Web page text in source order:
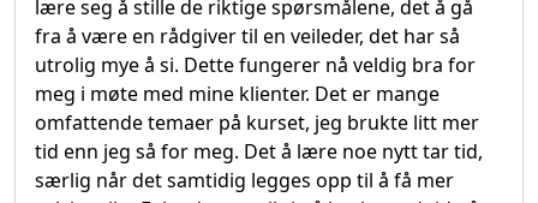
lære seg å stille de riktige spørsmålene, det å gå
fra å være en rådgiver til en veileder, det har så
utrolig mye å si. Dette fungerer nå veldig bra for
meg i møte med mine klienter. Det er mange
omfattende temaer på kurset, jeg brukte litt mer
tid enn jeg så for meg. Det å lære noe nytt tar tid,
særlig når det samtidig legges opp til å få mer